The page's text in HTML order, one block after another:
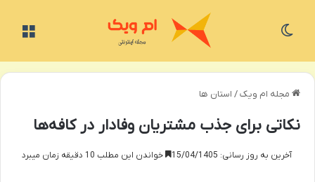
مجله ام ویک/ استان ها
نکاتی برای جذب مشتریان وفادار در کافه‌ها
آخرین به روز رسانی: 15/04/1405 خواندن این مطلب 10 دقیقه زمان میبرد